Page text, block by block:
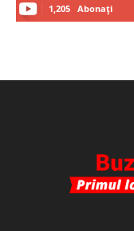
1,205 Abonați